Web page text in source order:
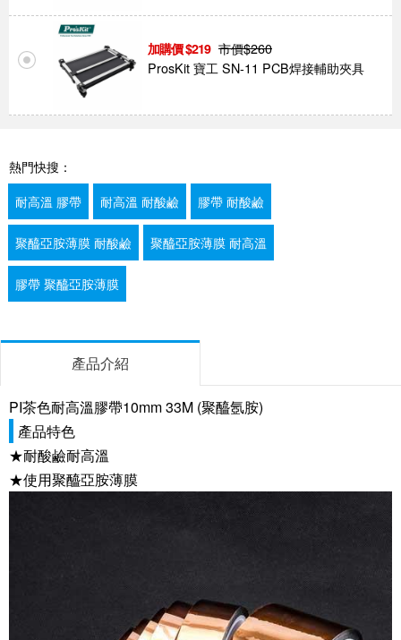
219 市價$260
ProsKit 寶工 SN-11 PCB焊接輔助夾具
熱門快搜：
耐高溫 膠帶
耐高溫 耐酸鹼 膠帶 耐酸鹼
聚醯亞胺薄膜 耐酸鹼 聚醯亞胺薄膜 耐高溫
膠帶 聚醯亞胺薄膜
產品介紹
PI茶色耐高溫膠帶10mm 33M (聚醯氬胺)
產品特色
★耐酸鹼耐高溫
★使用聚醯亞胺薄膜